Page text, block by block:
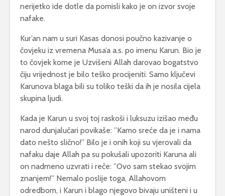
nerijetko ide dotle da pomisli kako je on izvor svoje
nafake.
Kur’an nam u suri Kasas donosi poučno kazivanje o
čovjeku iz vremena Musa’a a.s. po imenu Karun. Bio je
to čovjek kome je Uzvišeni Allah darovao bogatstvo
čiju vrijednost je bilo teško procijeniti. Samo ključevi
Karunova blaga bili su toliko teški da ih je nosila cijela
skupina ljudi.
Kada je Karun u svoj toj raskoši i luksuzu izišao među
narod dunjalučari povikaše: ”Kamo sreće da je i nama
dato nešto slično!” Bilo je i onih koji su vjerovali da
nafaku daje Allah pa su pokušali upozoriti Karuna ali
on nadmeno uzvrati i reče: ”Ovo sam stekao svojim
znanjem!” Nemalo poslije toga, Allahovom
odredbom, i Karun i blago njegovo bivaju uništeni i u